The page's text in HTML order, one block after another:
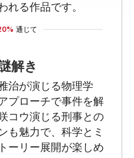
れる作品です。
通じて
解き
治が演じる物理学
プローチで事件を解
コウ演じる刑事との
も魅力で、科学とミ
ーリー展開が楽しめ